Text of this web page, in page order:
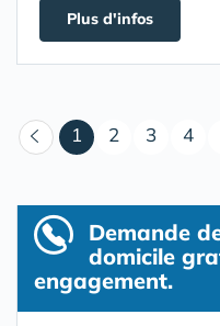
Plus d'infos
1 (courant)
2 3 4
Demande
domicile
engagement.